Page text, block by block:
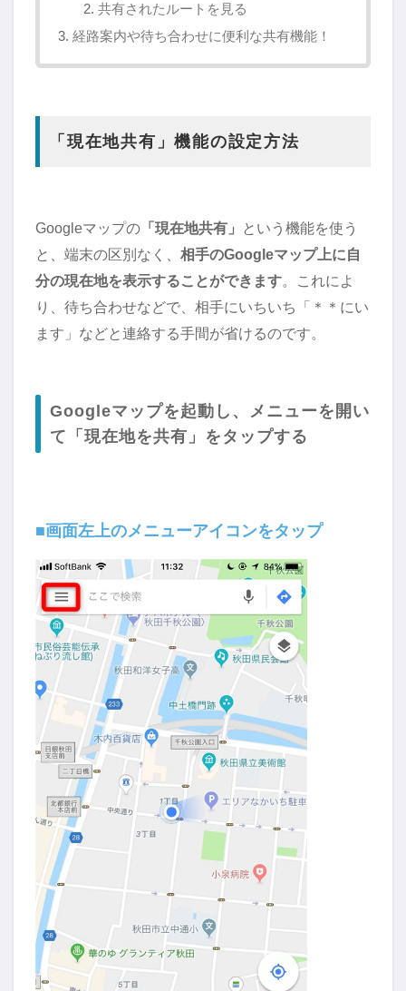
共有されたルートを見る
経路案内や待ち合わせに便利な共有機能！
「現在地共有」機能の設定方法
Googleマップの 「現在地共有」
という機能を使う
と、端末の区別なく、 相手のGoogleマップ上に自
分の現在地を表示することができます。これによ
り、待ち合わせなどで、相手にいちいち「＊＊にい
ます」などと連絡する手間が省けるのです。
Googleマップを起動し、メニューを開い
て「現在地を共有」をタップする
■画面左上のメニューアイコンをタップ